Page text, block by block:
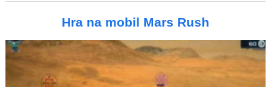
Hra na mobil Mars Rush